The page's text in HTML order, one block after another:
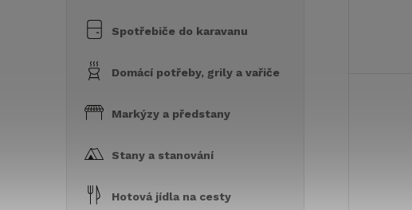
Spotřebiče do karavanu
Domácí potřeby, grily a vařiče
Markýzy a předstany
Stany a stanování
Hotová jídla na cesty